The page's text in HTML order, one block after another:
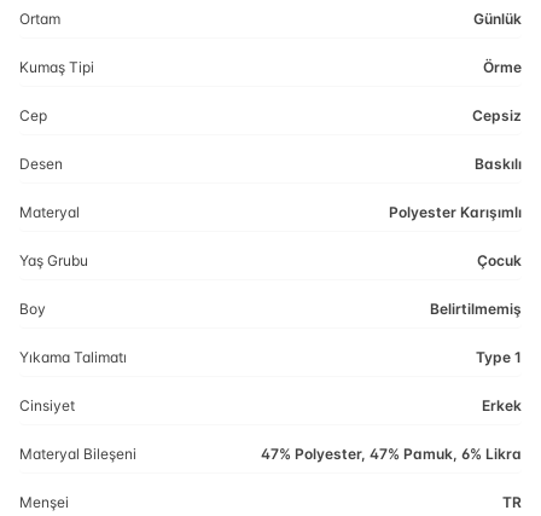
Ortam Günlük
Kumaş Tipi Örme
Cep Cepsiz
Desen Baskılı
Materyal Polyester Karışımlı
Yaş Grubu Çocuk
Boy Belirtilmemiş
Yıkama Talimatı Type 1
Cinsiyet Erkek
Materyal Bileşeni 47% Polyester, 47% Pamuk, 6% Likra
Menşei TR